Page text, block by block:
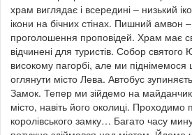
храм виглядає і всередині – низький
ікони на бічних стінах. Пишний амвон
проголошення проповідей. Храм має
відчинені для туристів. Собор
високому пагорбі, але ми
оглянути місто Лева. Автобус
Замок. Тепер ми зійдемо на
місто, навіть його околиці. Проходимо
королівського замку… Багато часу